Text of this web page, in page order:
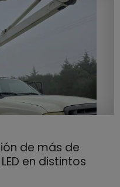
de más de
en distintos